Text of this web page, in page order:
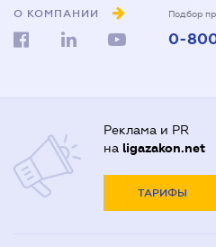
О КОМПАНИИ Подбор
0-
Реклама и PR
на ligazakon.net
ТАРИФЫ